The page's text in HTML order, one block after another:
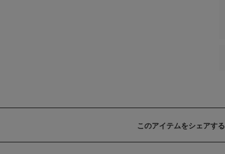
このアイテムをシェアする